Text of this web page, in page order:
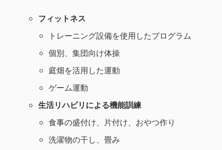
フィットネス
トレーニング設備を使用したプログラム
個別、集団向け体操
庭畑を活用した運動
ゲーム運動
生活リハビリによる機能訓練
食事の盛付け、片付け、おやつ作り
洗濯物の干し、畳み